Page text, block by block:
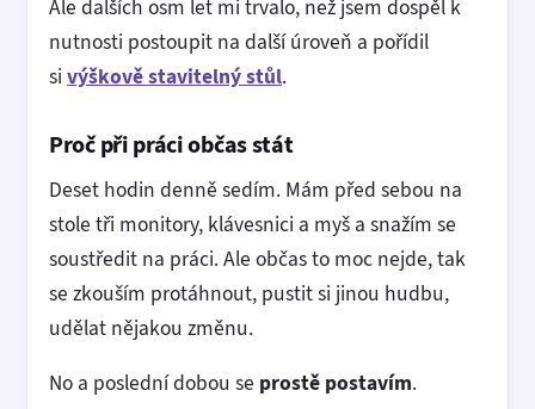
Ale dalších osm let mi trvalo, než jsem dospěl k
nutnosti postoupit na další úroveň a pořídil
si výškově stavitelný stůl.
Proč při práci občas stát
Deset hodin denně sedím. Mám před sebou na
stole tři monitory, klávesnici a myš a snažím se
soustředit na práci. Ale občas to moc nejde, tak
se zkouším protáhnout, pustit si jinou hudbu,
udělat nějakou změnu.
No a poslední dobou se prostě postavím.